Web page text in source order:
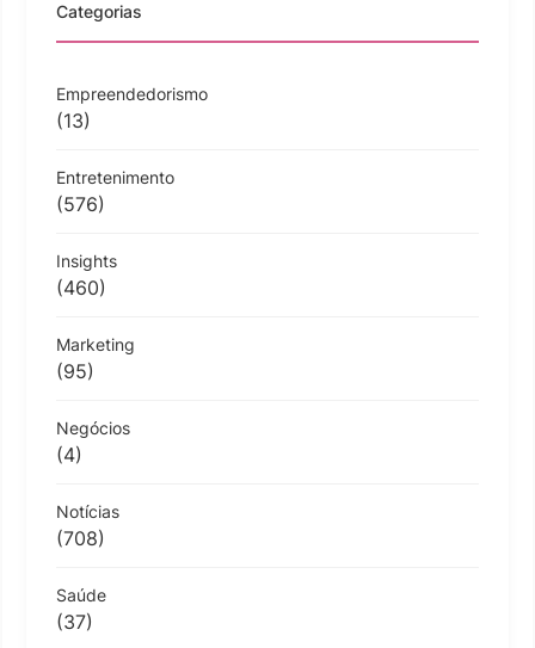
Categorias
Empreendedorismo
(13)
Entretenimento
(576)
Insights
(460)
Marketing
(95)
Negócios
(4)
Notícias
(708)
Saúde
(37)